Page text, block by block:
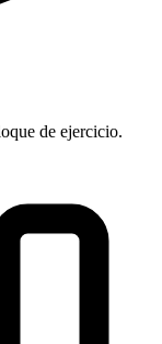
de ejercicio.